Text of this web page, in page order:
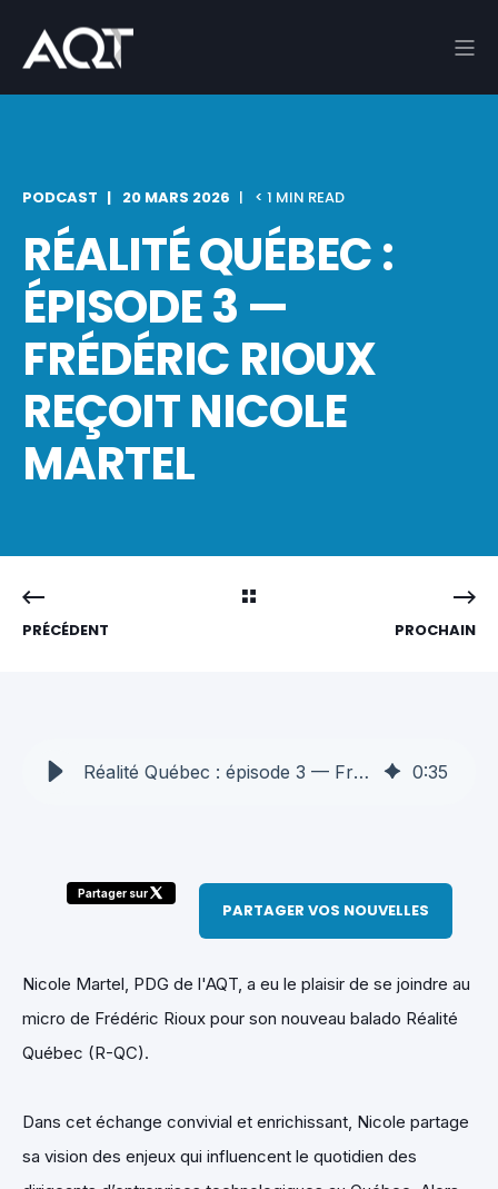
PODCAST 20 MARS 2026 < 1 MIN READ
RÉALITÉ QUÉBEC :
ÉPISODE 3 —
FRÉDÉRIC RIOUX
REÇOIT NICOLE
MARTEL
PRÉCÉDENT PROCHAIN
Réalité Québec : épisode 3 — Frédéric Rioux reçoit Nicole Martel 0:35
Partager sur
PARTAGER VOS NOUVELLES
Nicole Martel, PDG de l'AQT, a eu le plaisir de se joindre au
micro de Frédéric Rioux pour son nouveau balado Réalité
Québec (R-QC).
Dans cet échange convivial et enrichissant, Nicole partage
sa vision des enjeux qui influencent le quotidien des